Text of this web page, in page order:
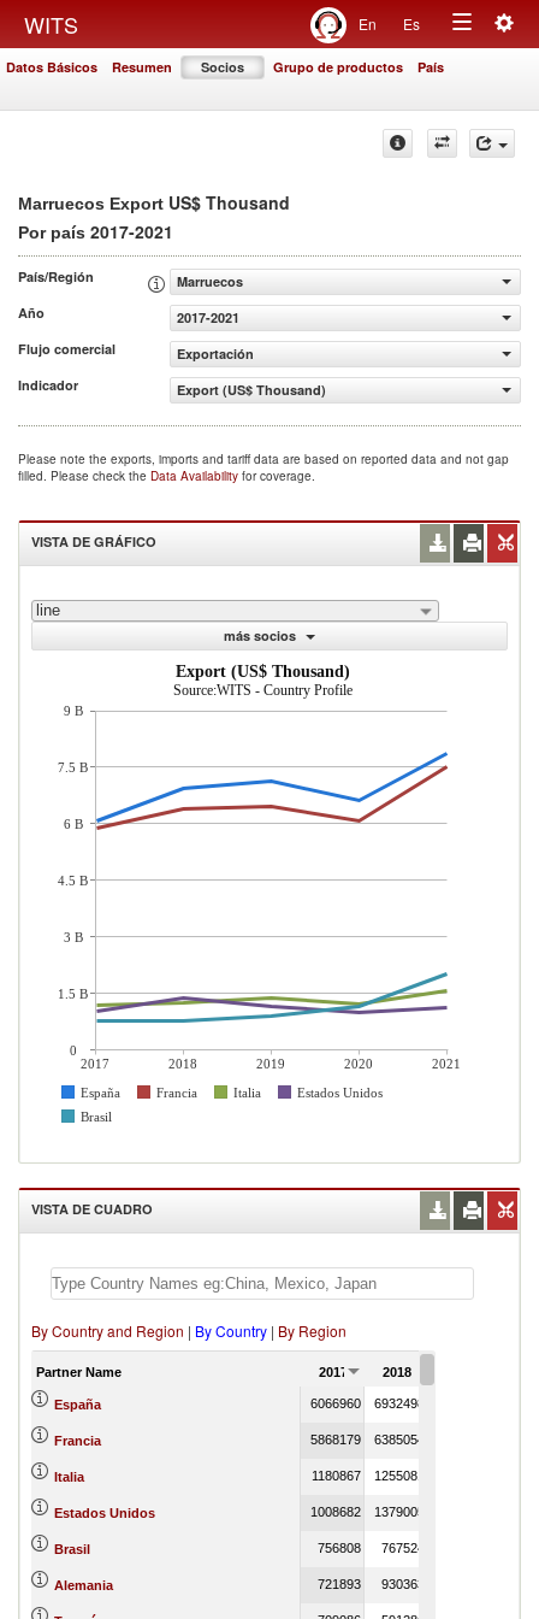
WITS En Es
Toggle
Datos Básicos Resumen Socios Grupo de productos País
Marruecos Export US$ Thousand
Por país 2017-2021
País/Región
Marruecos
Año
2017-2021
Flujo comercial
Exportación
Indicador
Export (US$ Thousand)
Please note the exports, imports and tariff data are based on reported data and not gap
filled. Please check the Data Availability for coverage.
VISTA DE GRÁFICO
line
más socios
Export (US$ Thousand)
Source:WITS - Country Profile
2017 2018 2019 2020
2021
España
Francia Italia
Estados Unidos
Brasil
9 B
7.5 B
6 B
4.5 B
3 B
1.5 B
0
VISTA DE CUADRO
By Country and Region | By Country | By Region
Partner Name 2017 2018
España 6066960 6932498
Francia 5868179 6385054
Italia 1180867 1255081
Estados Unidos 1008682 1379005
Brasil 756808 767524
Alemania 721893 930363